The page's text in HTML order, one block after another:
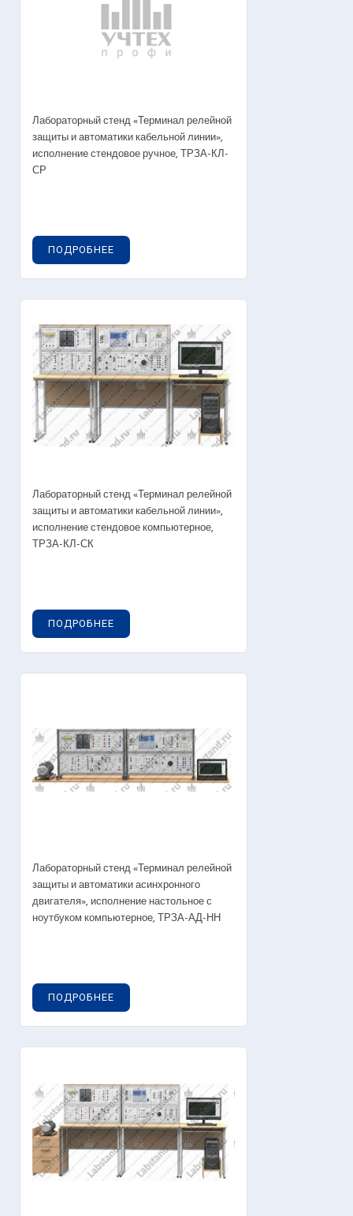
Лабораторный стенд «Терминал релейной
защиты и автоматики кабельной линии»,
исполнение стендовое ручное, ТРЗА-КЛ-
СР
ПОДРОБНЕЕ
Лабораторный стенд «Терминал релейной
защиты и автоматики кабельной линии»,
исполнение стендовое компьютерное,
ТРЗА-КЛ-СК
ПОДРОБНЕЕ
Лабораторный стенд «Терминал релейной
защиты и автоматики асинхронного
двигателя», исполнение настольное с
ноутбуком компьютерное, ТРЗА-АД-НН
ПОДРОБНЕЕ